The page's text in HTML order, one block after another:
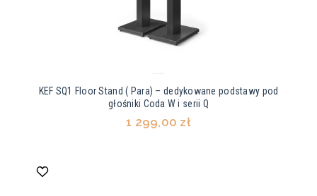
KEF SQ1 Floor Stand ( Para) – dedykowane podstawy pod
głośniki Coda W i serii Q
1 299,00 zł